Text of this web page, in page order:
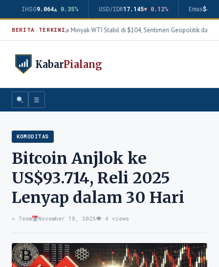
IHSG9.064▲ 0.35% USD/IDR17.145▼ 0.12% Emas
BERITA TERKINIHarga Minyak WTI Stabil di $104, Sentimen Geopolitik dan
KabarPialang
☰
KOMODITAS
Bitcoin Anjlok ke
US$93.714, Reli 2025
Lenyap dalam 30 Hari
✍️ Team November 18, 2025👁 4 views